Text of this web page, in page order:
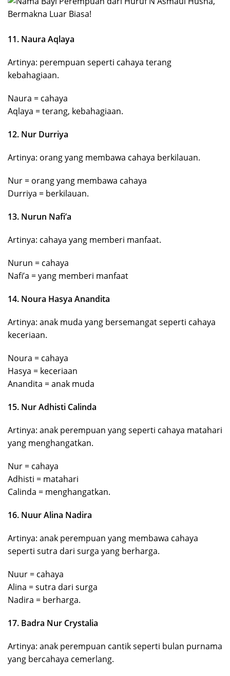
11. Naura Aqlaya
Artinya: perempuan seperti cahaya terang
kebahagiaan.
Naura = cahaya
Aqlaya = terang, kebahagiaan.
12. Nur Durriya
Artinya: orang yang membawa cahaya berkilauan.
Nur = orang yang membawa cahaya
Durriya = berkilauan.
13. Nurun Nafi’a
Artinya: cahaya yang memberi manfaat.
Nurun = cahaya
Nafi’a = yang memberi manfaat
14. Noura Hasya Anandita
Artinya: anak muda yang bersemangat seperti cahaya
keceriaan.
Noura = cahaya
Hasya = keceriaan
Anandita = anak muda
15. Nur Adhisti Calinda
Artinya: anak perempuan yang seperti cahaya matahari
yang menghangatkan.
Nur = cahaya
Adhisti = matahari
Calinda = menghangatkan.
16. Nuur Alina Nadira
Artinya: anak perempuan yang membawa cahaya
seperti sutra dari surga yang berharga.
Nuur = cahaya
Alina = sutra dari surga
Nadira = berharga.
17. Badra Nur Crystalia
Artinya: anak perempuan cantik seperti bulan purnama
yang bercahaya cemerlang.